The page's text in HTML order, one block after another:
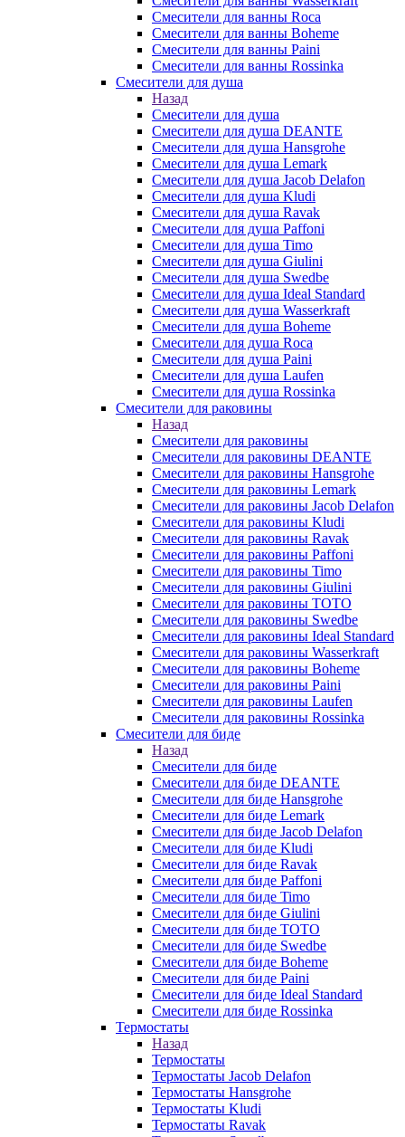
Смесители для ванны Roca
Смесители для ванны Boheme
Смесители для ванны Paini
Смесители для ванны Rossinka
Смесители для душа
Назад
Смесители для душа
Смесители для душа DEANTE
Смесители для душа Hansgrohe
Смесители для душа Lemark
Смесители для душа Jacob Delafon
Смесители для душа Kludi
Смесители для душа Ravak
Смесители для душа Paffoni
Смесители для душа Timo
Смесители для душа Giulini
Смесители для душа Swedbe
Смесители для душа Ideal Standard
Смесители для душа Wasserkraft
Смесители для душа Boheme
Смесители для душа Roca
Смесители для душа Paini
Смесители для душа Laufen
Смесители для душа Rossinka
Смесители для раковины
Назад
Смесители для раковины
Смесители для раковины DEANTE
Смесители для раковины Hansgrohe
Смесители для раковины Lemark
Смесители для раковины Jacob Delafon
Смесители для раковины Kludi
Смесители для раковины Ravak
Смесители для раковины Paffoni
Смесители для раковины Timo
Смесители для раковины Giulini
Смесители для раковины TOTO
Смесители для раковины Swedbe
Смесители для раковины Ideal Standard
Смесители для раковины Wasserkraft
Смесители для раковины Boheme
Смесители для раковины Paini
Смесители для раковины Laufen
Смесители для раковины Rossinka
Смесители для биде
Назад
Смесители для биде
Смесители для биде DEANTE
Смесители для биде Hansgrohe
Смесители для биде Lemark
Смесители для биде Jacob Delafon
Смесители для биде Kludi
Смесители для биде Ravak
Смесители для биде Paffoni
Смесители для биде Timo
Смесители для биде Giulini
Смесители для биде TOTO
Смесители для биде Swedbe
Смесители для биде Boheme
Смесители для биде Paini
Смесители для биде Ideal Standard
Смесители для биде Rossinka
Термостаты
Назад
Термостаты
Термостаты Jacob Delafon
Термостаты Hansgrohe
Термостаты Kludi
Термостаты Ravak